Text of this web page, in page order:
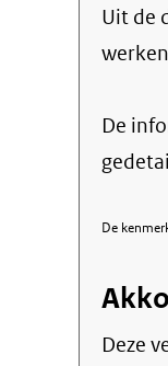
Uit de door Gemeente Harlingen gepubliceerde informatie blijkt dat de website
De
De
Deze